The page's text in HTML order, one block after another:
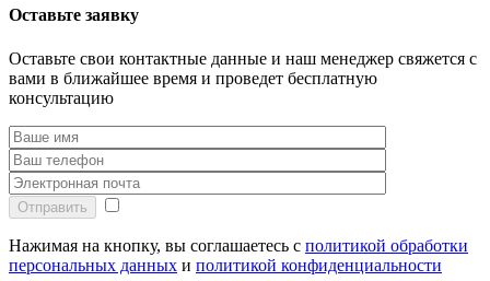
Оставьте заявку
Оставьте свои контактные данные и наш менеджер свяжется с
вами в ближайшее время и проведет бесплатную
консультацию
Отправить
Нажимая на кнопку, вы соглашаетесь с политикой обработки
персональных данных и политикой конфиденциальности